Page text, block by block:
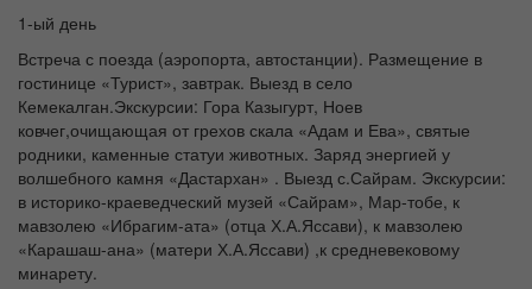
1-ый день
Встреча с поезда (аэропорта, автостанции). Размещение в
гостинице «Турист», завтрак. Выезд в село
Кемекалган.Экскурсии: Гора Казыгурт, Ноев
ковчег,очищающая от грехов скала «Адам и Ева», святые
родники, каменные статуи животных. Заряд энергией у
волшебного камня «Дастархан» . Выезд с.Сайрам. Экскурсии:
в историко-краеведческий музей «Сайрам», Мар-тобе, к
мавзолею «Ибрагим-ата» (отца Х.А.Яссави), к мавзолею
«Карашаш-ана» (матери Х.А.Яссави) ,к средневековому
минарету.